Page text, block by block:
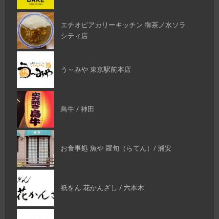
エチオピアカリーキッチン 御茶ノ水ソラ
シティ店
う～みや 東京駅前本店
鳥牛 / 神田
お食事処 魚や 羅旬（らてん）/ 浦安
祇をん 花かんざし / 六本木